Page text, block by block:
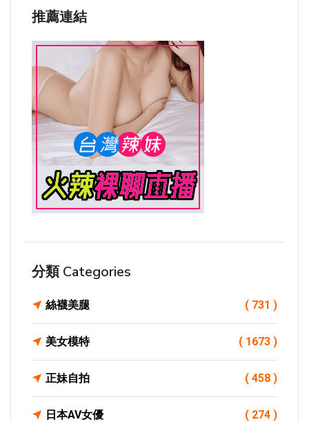
推薦連結
分類 Categories
絲襪美腿 ( 731 )
美女模特 ( 1673 )
正妹自拍 ( 458 )
日本AV女優 ( 274 )